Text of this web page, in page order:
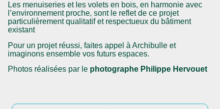
Les menuiseries et les volets en bois, en harmonie avec
l’environnement proche, sont le reflet de ce projet
particulièrement qualitatif et respectueux du bâtiment
existant
Pour un projet réussi, faites appel à Archibulle et
imaginons ensemble vos futurs espaces.
Photos réalisées par le photographe Philippe Hervouet